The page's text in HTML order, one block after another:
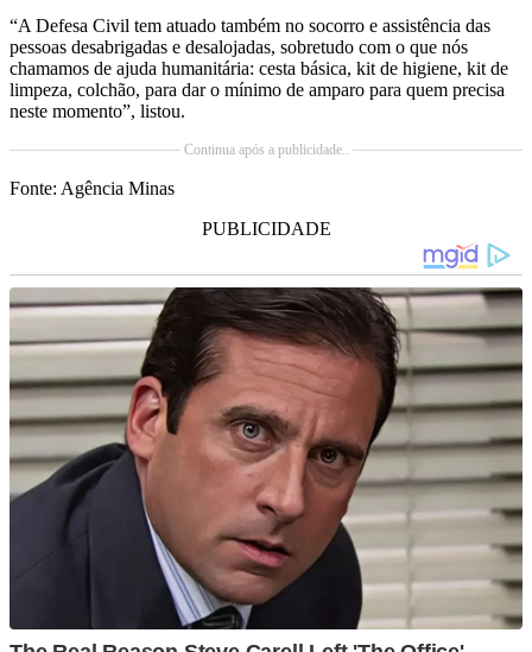
“A Defesa Civil tem atuado também no socorro e assistência das
pessoas desabrigadas e desalojadas, sobretudo com o que nós
chamamos de ajuda humanitária: cesta básica, kit de higiene, kit de
limpeza, colchão, para dar o mínimo de amparo para quem precisa
neste momento”, listou.
Continua após a publicidade..
Fonte: Agência Minas
PUBLICIDADE